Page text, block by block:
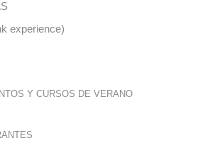
experience)
Y CURSOS DE VERANO